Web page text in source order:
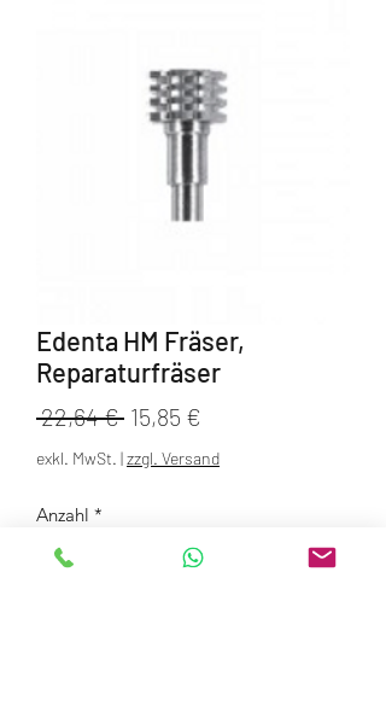
Edenta HM Fräser,
Reparaturfräser
22,64 € Standardpreis
15,85 €
Preis
exkl. MwSt. |zzgl. Versand
Anzahl *